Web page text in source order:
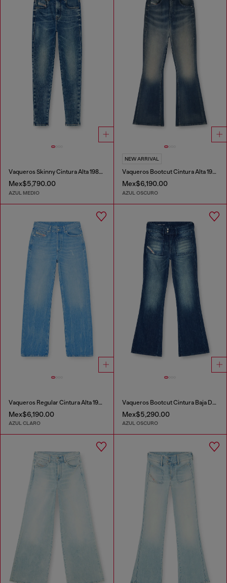
Vaqueros Skinny Cintura Alta 1984 Slandy-High
Mex$5,790.00
AZUL MEDIO
NEW ARRIVAL
Vaqueros Bootcut Cintura Alta 1973 D-Partt
Mex$6,190.00
AZUL OSCURO
Vaqueros Regular Cintura Alta 1971 D-Sent
Mex$6,190.00
AZUL CLARO
Vaqueros Bootcut Cintura Baja D-Hush
Mex$5,290.00
AZUL OSCURO